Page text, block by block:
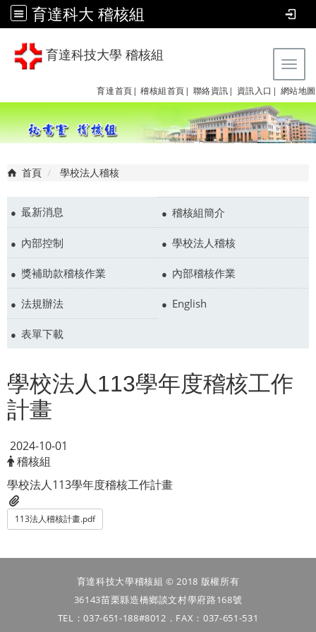
育達科大 稽核組
育達科技大學 稽核組
育達首頁| 稽核組首頁| 聯絡資訊| 資訊入口| 網站地圖
首頁 學校法人稽核
最新消息 稽核組簡介
內部控制 學校法人稽核
獎補助款稽核作業 內部稽核作業
法規辦法 English
表單下載
學校法人113學年度稽核工作
計畫
2024-10-01
稽核組
學校法人113學年度稽核工作計畫
113法人稽核計畫.pdf
育達科技大學稽核組 © 2018 版權所有
36143苗栗縣造橋鄉談文村學府路168號
TEL：037-651-188#8012．FAX：037-651-531